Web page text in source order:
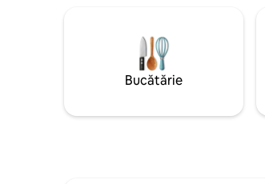
cu mașina până la faimosul surf din
te de viața în plan deschis sau
somnul pentru a-ți planifica următorul
Bucătărie